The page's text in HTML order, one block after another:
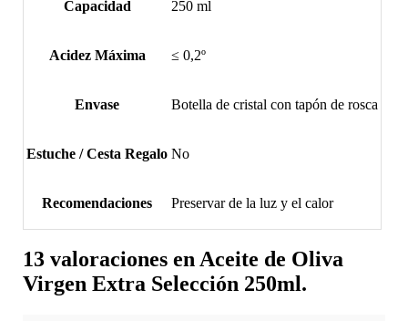
Capacidad 250 ml
Acidez Máxima ≤ 0,2º
Envase Botella de cristal con tapón de rosca
Estuche / Cesta Regalo No
Recomendaciones Preservar de la luz y el calor
13 valoraciones enAceite de Oliva
Virgen Extra Selección 250ml.